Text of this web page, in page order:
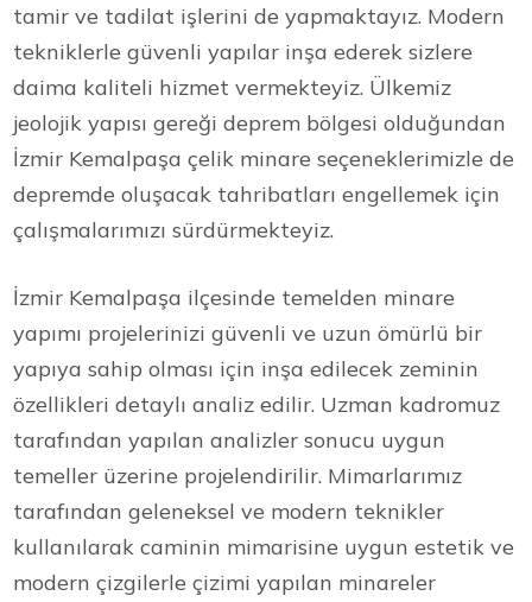
tamir ve tadilat işlerini de yapmaktayız. Modern
tekniklerle güvenli yapılar inşa ederek sizlere
daima kaliteli hizmet vermekteyiz. Ülkemiz
jeolojik yapısı gereği deprem bölgesi olduğundan
İzmir Kemalpaşa çelik minare seçeneklerimizle de
depremde oluşacak tahribatları engellemek için
çalışmalarımızı sürdürmekteyiz.
İzmir Kemalpaşa ilçesinde temelden minare
yapımı projelerinizi güvenli ve uzun ömürlü bir
yapıya sahip olması için inşa edilecek zeminin
özellikleri detaylı analiz edilir. Uzman kadromuz
tarafından yapılan analizler sonucu uygun
temeller üzerine projelendirilir. Mimarlarımız
tarafından geleneksel ve modern teknikler
kullanılarak caminin mimarisine uygun estetik ve
modern çizgilerle çizimi yapılan minareler